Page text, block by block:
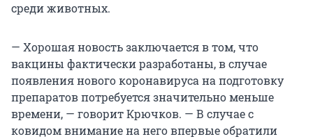
среди животных.
— Хорошая новость заключается в том, что
вакцины фактически разработаны, в случае
появления нового коронавируса на подготовку
препаратов потребуется значительно меньше
времени, — говорит Крючков. — В случае с
ковидом внимание на него впервые обратили